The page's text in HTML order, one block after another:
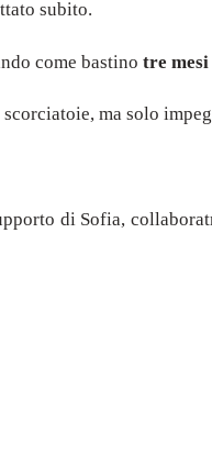
subito.
come bastino tre
ma solo
di Sofia,